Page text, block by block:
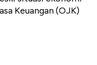
Keuangan (OJK)